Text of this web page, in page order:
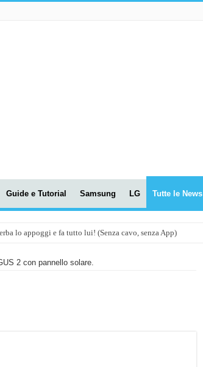
Guide e Tutorial Samsung LG Tutte le News
lo appoggi e fa tutto lui! (Senza cavo, senza App)
2 con pannello solare.